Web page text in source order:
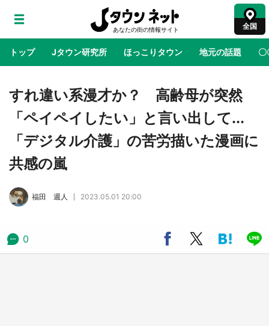
全国
トップ Jタウン研究所 ほっこりタウン 地元の話題 〇
地域×二次元 絶景 あの時はありがとう 物語がはじ
鳥取・境港「ゲゲゲの妖怪楽園」限定だった鬼
太郎グッズ買える 銀座・博品館TOY PARKへ
公式プロモ動画で「聖地」が生産されてます
『薬屋のひとりごと』の〝舞〟の世界に入り込
む 六本木ヒルズ展望台でコラボ、本邦初公開
すれ違い系漫才か？ 高齢母が突然
「ペイペイしたい」と言い出して...
「デジタル介護」の苦労描いた漫画に
共感の嵐
福田 週人 2023.05.01 20:00
0